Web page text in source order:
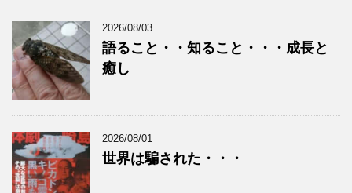
2026/08/03
語ること・・知ること・・・成長と
癒し
2026/08/01
世界は騙された・・・